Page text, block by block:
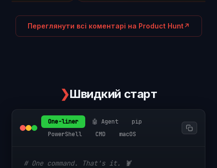
Переглянути всі коментарі на Product Hunt↗
❯Швидкий старт
One-liner 🤖 Agent
pip
PowerShell
CMD macOS
# One command. That's it. 🦞